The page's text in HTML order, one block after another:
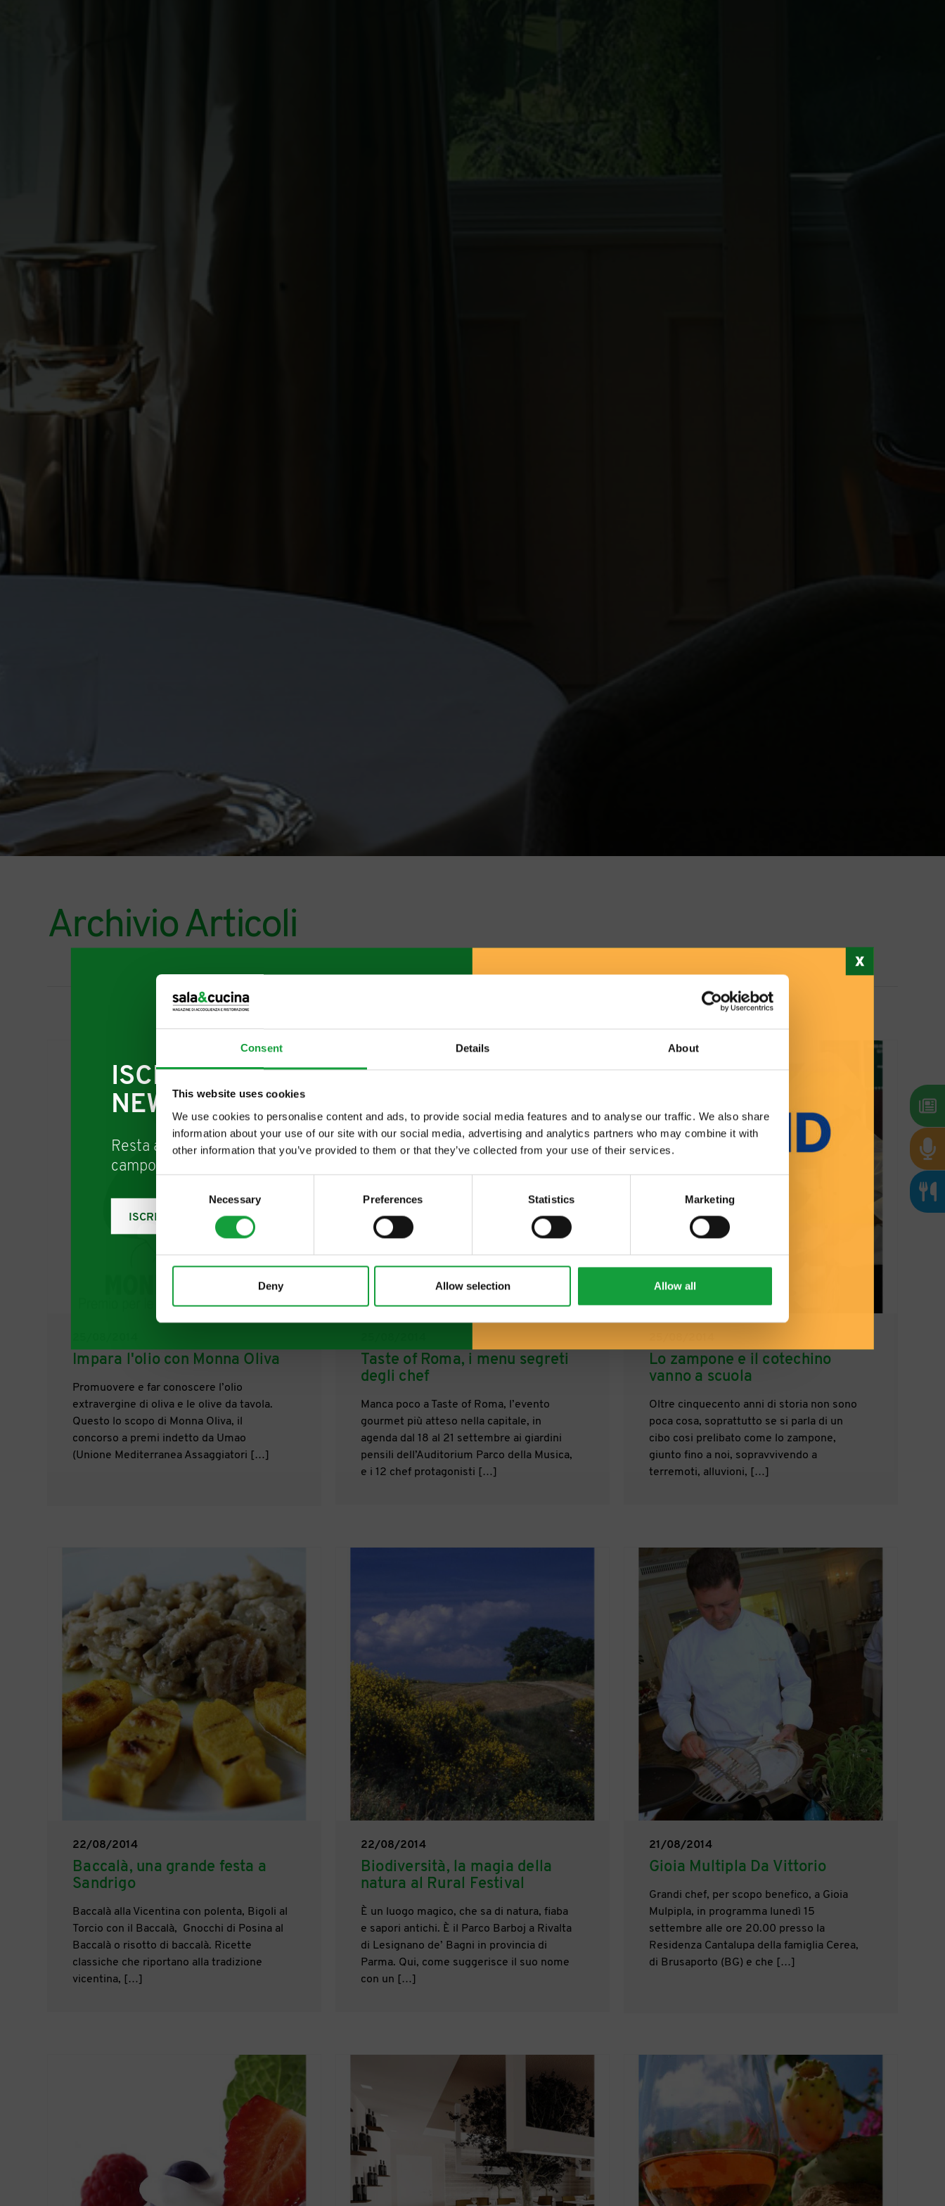
Consent Details About
This website uses cookies
We use cookies to personalise content and ads, to provide social media features and to analyse our traffic. We also share
information about your use of our site with our social media, advertising and analytics partners who may combine it with
other information that you’ve provided to them or that they’ve collected from your use of their services.
Selection
Necessary Preferences Statistics Marketing
Deny Allow selection Allow all
Archivio Articoli
Impara l'olio con Monna Oliva
Promuovere e far conoscere l’olio
extravergine di oliva e le olive da tavola.
Questo lo scopo di Monna Oliva, il
concorso a premi indetto da Umao
(Unione Mediterranea Assaggiatori […]
Taste of Roma, i menu segreti
degli chef
Manca poco a Taste of Roma, l’evento
gourmet più atteso nella capitale, in
agenda dal 18 al 21 settembre ai giardini
pensili dell’Auditorium Parco della Musica,
e i 12 chef protagonisti […]
Lo zampone e il cotechino
vanno a scuola
Oltre cinquecento anni di storia non sono
poca cosa, soprattutto se si parla di un
cibo cosi prelibato come lo zampone,
giunto fino a noi, sopravvivendo a
terremoti, alluvioni, […]
22/08/2014
Baccalà, una grande festa a
Sandrigo
Baccalà alla Vicentina con polenta, Bigoli al
Torcio con il Baccalà, Gnocchi di Posina al
Baccalà o risotto di baccalà. Ricette
classiche che riportano alla tradizione
vicentina, […]
22/08/2014
Biodiversità, la magia della
natura al Rural Festival
È un luogo magico, che sa di natura, fiaba
e sapori antichi. È il Parco Barboj a Rivalta
di Lesignano de’ Bagni in provincia di
Parma. Qui, come suggerisce il suo nome
con un […]
21/08/2014
Gioia Multipla Da Vittorio
Grandi chef, per scopo benefico, a Gioia
Mulpipla, in programma lunedì 15
settembre alle ore 20.00 presso la
Residenza Cantalupa della famiglia Cerea,
di Brusaporto (BG) e che […]
ISCRIVITI ALLA
NEWSLETTER
Resta aggiornato su tutte le ultime novita nel
campo della ristorazione e del food.
ISCRIVITI